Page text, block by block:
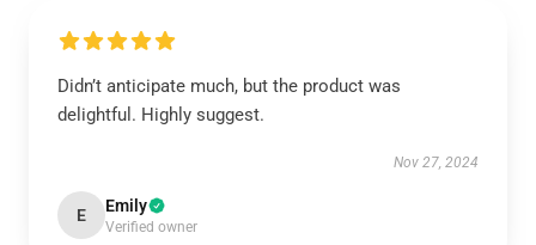
Didn’t anticipate much, but the product was
delightful. Highly suggest.
Nov 27, 2024
E Emily
Verified owner